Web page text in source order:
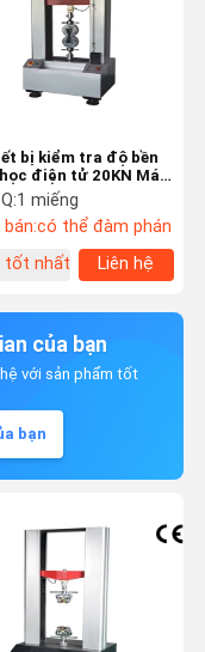
bị kiểm tra độ bền
điện tử 20KN Máy
1kg - 100T
1 miếng
bán:có thể đàm phán
tốt nhất
Liên hệ
của bạn
với sản phẩm tốt
bạn